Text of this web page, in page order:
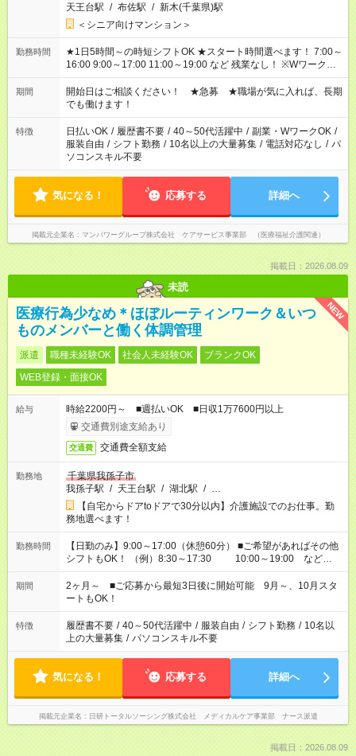
天王台駅 / 布佐駅 / 新木(千葉県)駅
＜シニア向けマンション＞
勤務時間
★1日5時間～の時短シフトOK ★スタート時間選べます！ 7:00～
16:00 9:00～17:00 11:00～19:00 など 残業なし！ ※Wワークの
場合、他のお仕事と合わせ週40時間超の就業はご案内できませ
ん ※法令に基づき、週20時間以上勤務は社会保険への加入対象
となります ※労働者派遣法（日雇い派遣の原則禁止）により、
短時間・短期間の就業はご案内が難しい場合があります
期間
開始日はご相談ください！ ★急募 ★職場が気に入れば、長期
でも働けます！
特徴 日払いOK / 履歴書不要 / 40～50代活躍中 / 副業・WワークOK /
服装自由 / シフト勤務 / 10名以上の大量募集 / 電話対応なし / パ
ソコンスキル不要
気になる！ 応募する 詳細へ
掲載元企業名 マンパワーグループ株式会社 ケアサービス事業部 （医療福祉介護関連）
掲載日：2026.08.09
未読
NEW
医療行為少なめ＊ほぼルーティンワーク＆いつ
ものメンバーと働く体調管理
派遣 職種未経験OK 社会人未経験OK
ブランクOK
WEB登録・面接OK
給与
時給2200円～ ■週払いOK ■日収1万7600円以上
交通費別途支給あり
交通費 交通費全額支給
勤務地
千葉県我孫子市
我孫子駅 / 天王台駅 / 湖北駅 / …
【自宅からドアtoドアで30分以内】介護施設でのお仕事。勤
務地選べます！
勤務時間
【日勤のみ】9:00～17:00（休憩60分） ■ご希望があればその他
シフトもOK！ （例）8:30～17:30 10:00～19:00 など
「家族とお休みを合わせたい」 「できれば残業はしたくない」
など、あなたのご希望に沿ったお仕事をご紹介します！ ※Wワ
ーク希望の方へ 今ご覧のお仕事で希望する勤務時間と、もう1つ
のお仕事の勤務時間。 合計で週40時間を超える場合は応募でき
ません
期間
2ヶ月～ ■ご応募から最短3日後に開始可能 9月～、10月スタ
ートもOK！
特徴 履歴書不要 / 40～50代活躍中 / 服装自由 / シフト勤務 / 10名以
上の大量募集 / パソコンスキル不要
気になる！ 応募する 詳細へ
掲載元企業名 日研トータルソーシング株式会社 メディカルケア事業部 ナース派遣
掲載日：2026.08.09